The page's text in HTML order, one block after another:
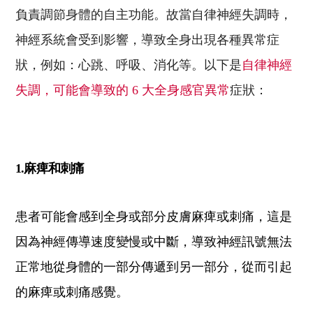
負責調節身體的自主功能。故當自律神經失調時，
神經系統會受到影響，導致全身出現各種異常症
狀，例如：心跳、呼吸、消化等。以下是自律神經
失調，可能會導致的 6 大全身感官異常症狀：
1.麻痺和刺痛
患者可能會感到全身或部分皮膚麻痺或刺痛，這是
因為神經傳導速度變慢或中斷，導致神經訊號無法
正常地從身體的一部分傳遞到另一部分，從而引起
的麻痺或刺痛感覺。